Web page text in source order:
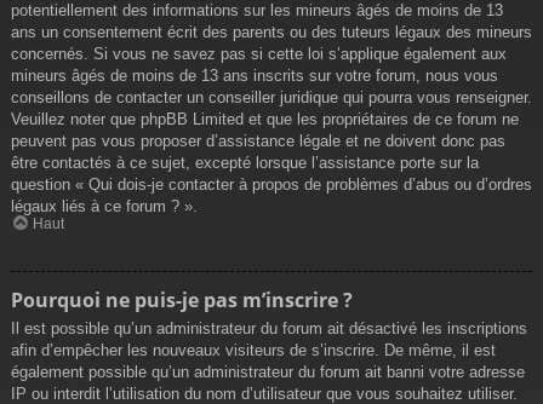
potentiellement des informations sur les mineurs âgés de moins de 13
ans un consentement écrit des parents ou des tuteurs légaux des mineurs
concernés. Si vous ne savez pas si cette loi s’applique également aux
mineurs âgés de moins de 13 ans inscrits sur votre forum, nous vous
conseillons de contacter un conseiller juridique qui pourra vous renseigner.
Veuillez noter que phpBB Limited et que les propriétaires de ce forum ne
peuvent pas vous proposer d’assistance légale et ne doivent donc pas
être contactés à ce sujet, excepté lorsque l’assistance porte sur la
question « Qui dois-je contacter à propos de problèmes d’abus ou d’ordres
légaux liés à ce forum ? ».
Haut
Pourquoi ne puis-je pas m’inscrire ?
Il est possible qu’un administrateur du forum ait désactivé les inscriptions
afin d’empêcher les nouveaux visiteurs de s’inscrire. De même, il est
également possible qu’un administrateur du forum ait banni votre adresse
IP ou interdit l’utilisation du nom d’utilisateur que vous souhaitez utiliser.